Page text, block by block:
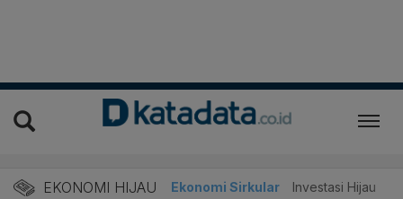
EKONOMI HIJAU
Energi Baru Ekonomi Sirkular Investasi Hijau